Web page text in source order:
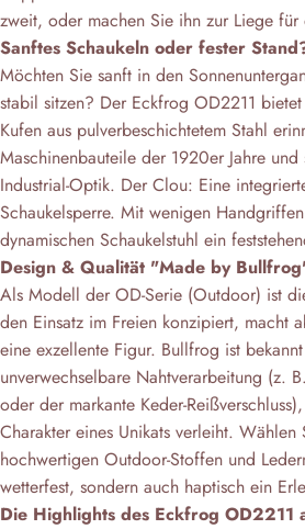
zweit, oder machen Sie ihn zur Liege
Sanftes Schaukeln oder fester
Möchten Sie sanft in den
stabil sitzen? Der Eckfrog OD2211
Kufen aus pulverbeschichtetem Stahl
Maschinenbauteile der 1920er Jahre
Industrial-Optik. Der Clou: Eine
Schaukelsperre. Mit wenigen
dynamischen Schaukelstuhl ein
Design & Qualität "Made by
Als Modell der OD-Serie (Outdoor) ist
den Einsatz im Freien konzipiert, macht
eine exzellente Figur. Bullfrog ist
unverwechselbare Nahtverarbeitung (z.
oder der markante Keder-
Charakter eines Unikats verleiht.
hochwertigen Outdoor-Stoffen und
wetterfest, sondern auch haptisch ein
Die Highlights des Eckfrog OD2211